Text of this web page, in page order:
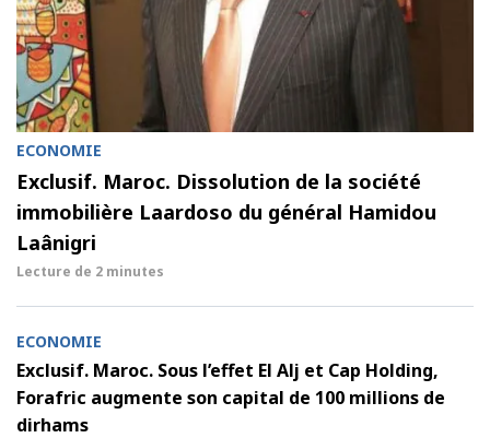
ECONOMIE
Exclusif. Maroc. Dissolution de la société
immobilière Laardoso du général Hamidou
Laânigri
Lecture de 2 minutes
ECONOMIE
Exclusif. Maroc. Sous l’effet El Alj et Cap Holding,
Forafric augmente son capital de 100 millions de
dirhams